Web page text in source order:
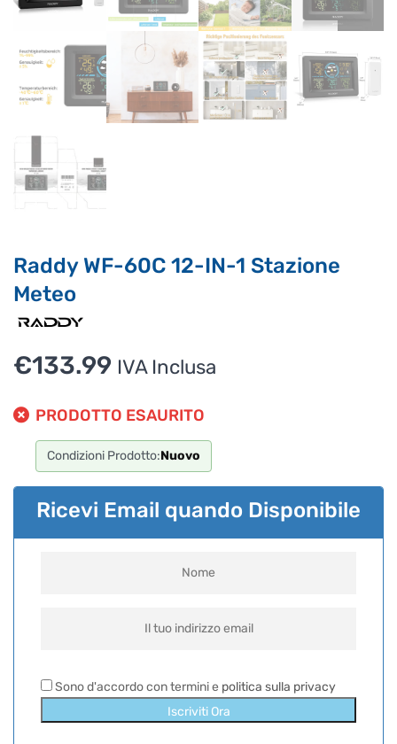
Raddy WF-60C 12-IN-1 Stazione
Meteo
€133.99 IVA Inclusa
PRODOTTO ESAURITO
Condizioni Prodotto:Nuovo
Ricevi Email quando Disponibile
Sono d'accordo con termini e politica sulla privacy
Iscriviti Ora
Ciao, Come posso aiutarti?
Puoi chiedermi informazioni generali o specifiche su certi
prodotti.
Per ottenere dettagli su un determinato prodotto
assicurati di indicarne il nome completo